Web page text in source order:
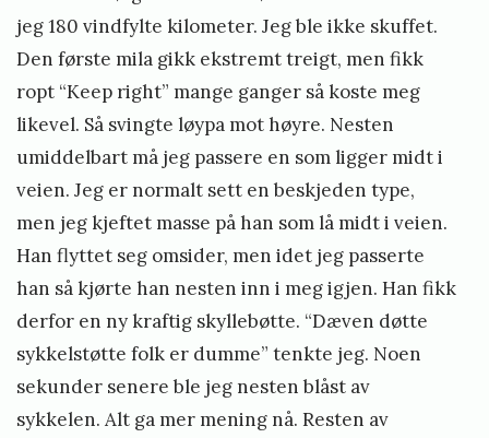
jeg 180 vindfylte kilometer. Jeg ble ikke skuffet.
Den første mila gikk ekstremt treigt, men fikk
ropt “Keep right” mange ganger så koste meg
likevel. Så svingte løypa mot høyre. Nesten
umiddelbart må jeg passere en som ligger midt i
veien. Jeg er normalt sett en beskjeden type,
men jeg kjeftet masse på han som lå midt i veien.
Han flyttet seg omsider, men idet jeg passerte
han så kjørte han nesten inn i meg igjen. Han fikk
derfor en ny kraftig skyllebøtte. “Dæven døtte
sykkelstøtte folk er dumme” tenkte jeg. Noen
sekunder senere ble jeg nesten blåst av
sykkelen. Alt ga mer mening nå. Resten av